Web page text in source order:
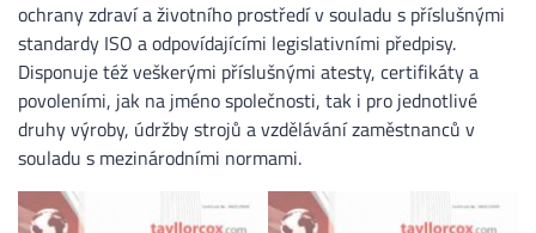
ochrany zdraví a životního prostředí v souladu s příslušnými
standardy ISO a odpovídajícími legislativními předpisy.
Disponuje též veškerými příslušnými atesty, certifikáty a
povoleními, jak na jméno společnosti, tak i pro jednotlivé
druhy výroby, údržby strojů a vzdělávání zaměstnanců v
souladu s mezinárodními normami.